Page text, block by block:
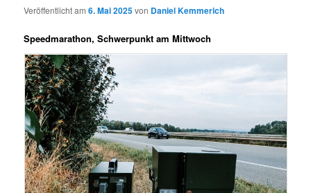
Veröffentlicht am6. Mai 2025von Daniel Kemmerich
Speedmarathon, Schwerpunkt am Mittwoch